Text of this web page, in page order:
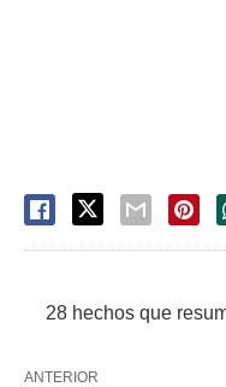
28 hechos que
ANTERIOR